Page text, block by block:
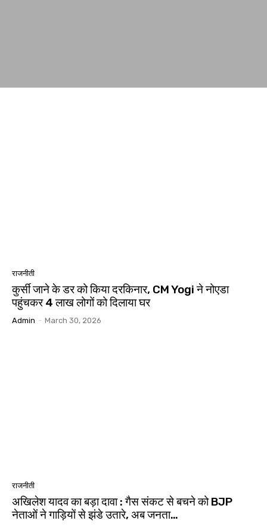
राजनीती
कुर्सी जाने के डर को किया दरकिनार, CM Yogi ने नोएडा
पहुंचकर 4 लाख लोगों को दिलाया घर
Admin - March 30, 2026
राजनीती
अखिलेश यादव का बड़ा दावा : गैस संकट से बचने को BJP
नेताओं ने गाड़ियों से झंडे उतारे, अब जनता…